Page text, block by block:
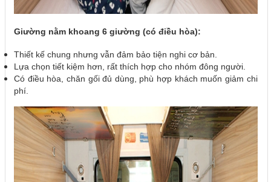
Giường nằm khoang 6 giường (có điều hòa):
Thiết kế chung nhưng vẫn đảm bảo tiện nghi cơ bản.
Lựa chọn tiết kiệm hơn, rất thích hợp cho nhóm đông người.
Có điều hòa, chăn gối đủ dùng, phù hợp khách muốn giảm chi
phí.